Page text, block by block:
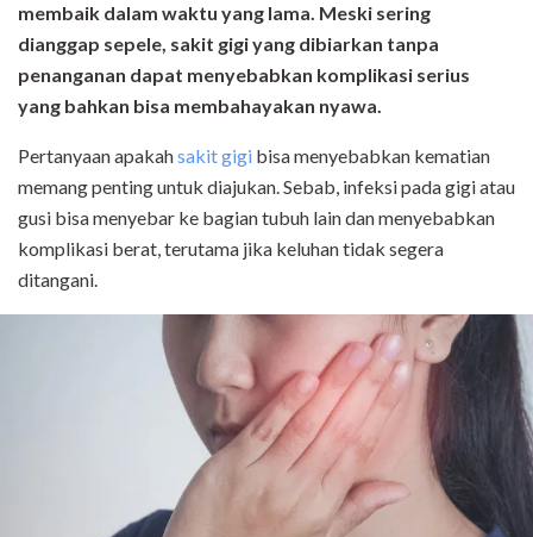
membaik dalam waktu yang lama. Meski sering
dianggap sepele, sakit gigi yang dibiarkan tanpa
penanganan dapat menyebabkan komplikasi serius
yang bahkan bisa membahayakan nyawa.
Pertanyaan apakahsakit gigi bisa menyebabkan kematian
memang penting untuk diajukan. Sebab, infeksi pada gigi atau
gusi bisa menyebar ke bagian tubuh lain dan menyebabkan
komplikasi berat, terutama jika keluhan tidak segera
ditangani.